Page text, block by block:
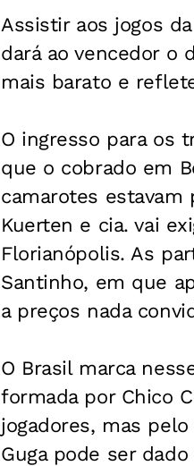
Assistir aos jogos
dará ao vencedor o
mais barato e
O ingresso para os
que o cobrado em
camarotes estavam
Kuerten e cia. vai
Florianópolis. As
Santinho, em que
a preços nada
O Brasil marca
formada por Chico
jogadores, mas
Guga pode ser